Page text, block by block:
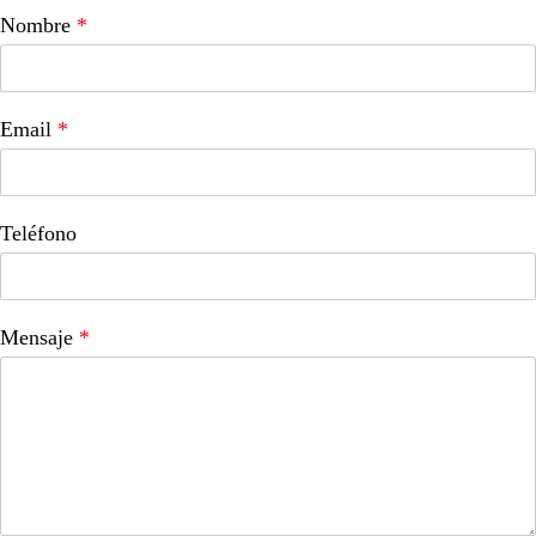
Nombre *
Email *
Teléfono
Mensaje *